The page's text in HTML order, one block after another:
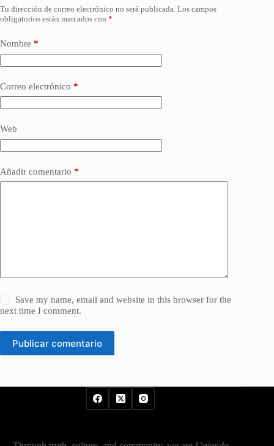
Tu dirección de correo electrónico no será publicada. Los campos
obligatorios están marcados con *
Nombre *
Correo electrónico *
Web
Añadir comentario *
Save my name, email and website in this browser for the
next time I comment.
Publicar comentario